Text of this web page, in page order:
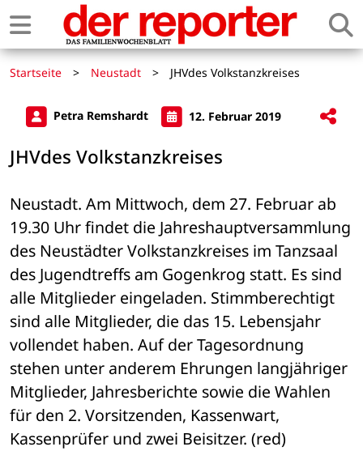
Startseite > Neustadt > JHVdes Volkstanzkreises
Petra Remshardt 12. Februar 2019
JHVdes Volkstanzkreises
Neustadt. Am Mittwoch, dem 27. Februar ab
19.30 Uhr findet die Jahreshauptversammlung
des Neustädter Volkstanzkreises im Tanzsaal
des Jugendtreffs am Gogenkrog statt. Es sind
alle Mitglieder eingeladen. Stimmberechtigt
sind alle Mitglieder, die das 15. Lebensjahr
vollendet haben. Auf der Tagesordnung
stehen unter anderem Ehrungen langjähriger
Mitglieder, Jahresberichte sowie die Wahlen
für den 2. Vorsitzenden, Kassenwart,
Kassenprüfer und zwei Beisitzer. (red)